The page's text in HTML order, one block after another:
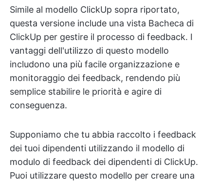
Simile al modello ClickUp sopra riportato,
questa versione include una vista Bacheca di
ClickUp per gestire il processo di feedback. I
vantaggi dell'utilizzo di questo modello
includono una più facile organizzazione e
monitoraggio dei feedback, rendendo più
semplice stabilire le priorità e agire di
conseguenza.
Supponiamo che tu abbia raccolto i feedback
dei tuoi dipendenti utilizzando il modello di
modulo di feedback dei dipendenti di ClickUp.
Puoi utilizzare questo modello per creare una